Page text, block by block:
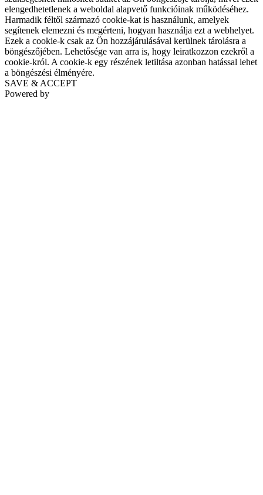
elengedhetetlenek a weboldal alapvető funkcióinak működéséhez.
Harmadik féltől származó cookie-kat is használunk, amelyek
segítenek elemezni és megérteni, hogyan használja ezt a webhelyet.
Ezek a cookie-k csak az Ön hozzájárulásával kerülnek tárolásra a
böngészőjében. Lehetősége van arra is, hogy leiratkozzon ezekről a
cookie-król. A cookie-k egy részének letiltása azonban hatással lehet
a böngészési élményére.
SAVE & ACCEPT
Powered by